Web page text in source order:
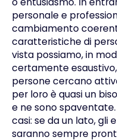
personale e
cambiamento
caratteristiche di
vista possiamo, in
certamente
persone cercano
per loro è quasi un
e ne sono
casi: se da un lato, gli
saranno sempre